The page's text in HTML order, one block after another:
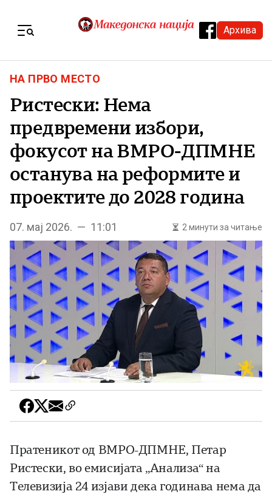
Архива
НА ПРВО МЕСТО
Ристески: Нема
предвремени избори,
фокусот на ВМРО-ДПМНЕ
останува на реформите и
проектите до 2028 година
07. мај 2026. — 11:01 2 минути за читање
Пратеникот од ВМРО-ДПМНЕ, Петар
Ристески, во емисијата „Анализа“ на
Телевизија 24 изјави дека годинава нема да